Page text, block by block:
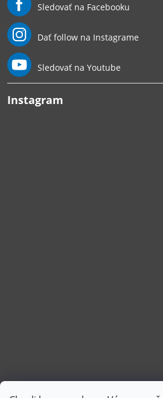
Sledovať na Facebooku
Dať follow na Instagrame
Sledovať na Youtube
Instagram